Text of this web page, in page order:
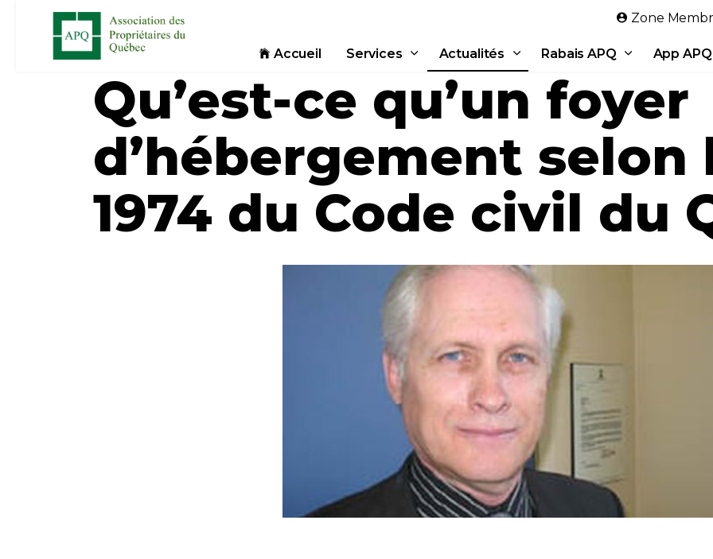
Accueil Services Actualités Rabais APQ App APQ
Zone
Qu’est-ce qu’un foyer
d’hébergement selon
1974 du Code civil du